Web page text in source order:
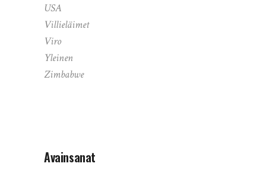
USA
Villieläimet
Viro
Yleinen
Zimbabwe
Avainsanat